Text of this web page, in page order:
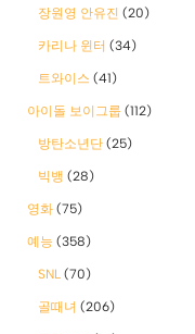
장원영 안유진 (20)
카리나 윈터 (34)
트와이스 (41)
아이돌 보이그룹 (112)
방탄소년단 (25)
빅뱅 (28)
영화 (75)
예능 (358)
SNL (70)
골때녀 (206)